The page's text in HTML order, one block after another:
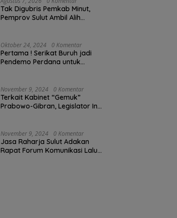
Tak Digubris Pemkab Minut,
Pemprov Sulut Ambil Alih
Oktober 24, 2024 0 Komentar
Pertama ! Serikat Buruh jadi
Pendemo Perdana untuk
November 9, 2024 0 Komentar
Terkait Kabinet “Gemuk”
Prabowo-Gibran, Legislator Ini
November 9, 2024 0 Komentar
Jasa Raharja Sulut Adakan
Rapat Forum Komunikasi Lalu